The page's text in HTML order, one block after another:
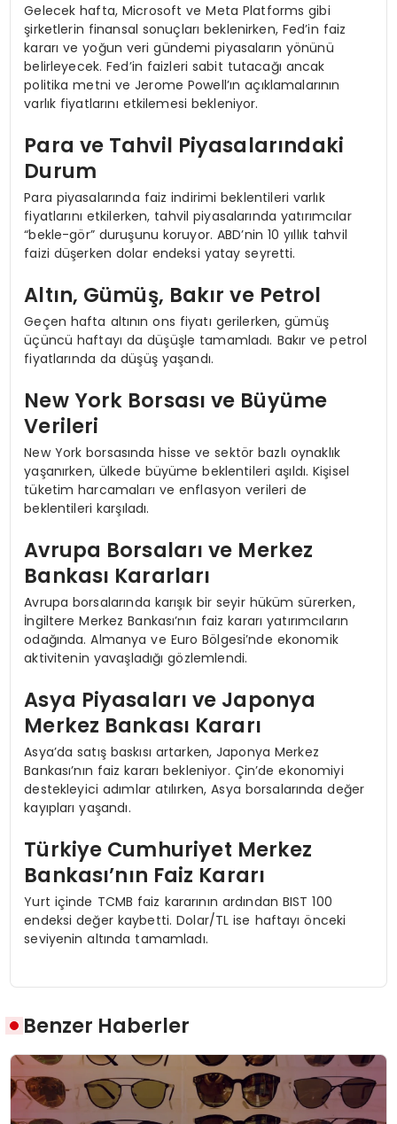
Gelecek hafta, Microsoft ve Meta Platforms gibi
şirketlerin finansal sonuçları beklenirken, Fed’in faiz
kararı ve yoğun veri gündemi piyasaların yönünü
belirleyecek. Fed’in faizleri sabit tutacağı ancak
politika metni ve Jerome Powell’ın açıklamalarının
varlık fiyatlarını etkilemesi bekleniyor.
Para ve Tahvil Piyasalarındaki
Durum
Para piyasalarında faiz indirimi beklentileri varlık
fiyatlarını etkilerken, tahvil piyasalarında yatırımcılar
“bekle-gör” duruşunu koruyor. ABD’nin 10 yıllık tahvil
faizi düşerken dolar endeksi yatay seyretti.
Altın, Gümüş, Bakır ve Petrol
Geçen hafta altının ons fiyatı gerilerken, gümüş
üçüncü haftayı da düşüşle tamamladı. Bakır ve petrol
fiyatlarında da düşüş yaşandı.
New York Borsası ve Büyüme
Verileri
New York borsasında hisse ve sektör bazlı oynaklık
yaşanırken, ülkede büyüme beklentileri aşıldı. Kişisel
tüketim harcamaları ve enflasyon verileri de
beklentileri karşıladı.
Avrupa Borsaları ve Merkez
Bankası Kararları
Avrupa borsalarında karışık bir seyir hüküm sürerken,
İngiltere Merkez Bankası’nın faiz kararı yatırımcıların
odağında. Almanya ve Euro Bölgesi’nde ekonomik
aktivitenin yavaşladığı gözlemlendi.
Asya Piyasaları ve Japonya
Merkez Bankası Kararı
Asya’da satış baskısı artarken, Japonya Merkez
Bankası’nın faiz kararı bekleniyor. Çin’de ekonomiyi
destekleyici adımlar atılırken, Asya borsalarında değer
kayıpları yaşandı.
Türkiye Cumhuriyet Merkez
Bankası’nın Faiz Kararı
Yurt içinde TCMB faiz kararının ardından BIST 100
endeksi değer kaybetti. Dolar/TL ise haftayı önceki
seviyenin altında tamamladı.
Benzer Haberler